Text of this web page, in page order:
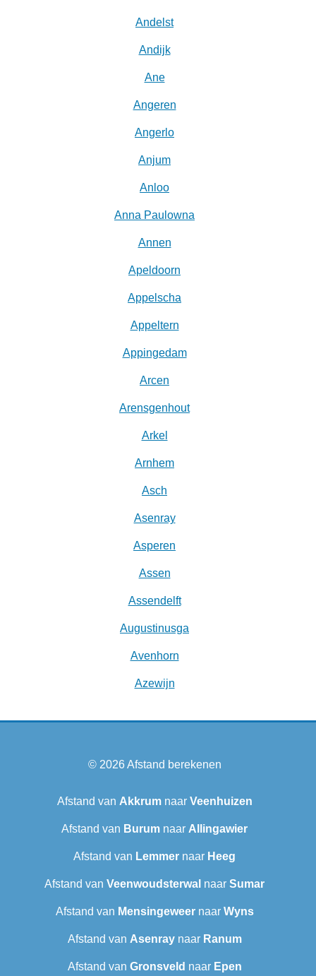
Andelst
Andijk
Ane
Angeren
Angerlo
Anjum
Anloo
Anna Paulowna
Annen
Apeldoorn
Appelscha
Appeltern
Appingedam
Arcen
Arensgenhout
Arkel
Arnhem
Asch
Asenray
Asperen
Assen
Assendelft
Augustinusga
Avenhorn
Azewijn
© 2026Afstand berekenen
Afstand van Akkrumnaar Veenhuizen
Afstand van Burum naar Allingawier
Afstand van Lemmer naar Heeg
Afstand van Veenwoudsterwal naar Sumar
Afstand van Mensingeweernaar Wyns
Afstand van Asenraynaar Ranum
Afstand van Gronsveld naar Epen